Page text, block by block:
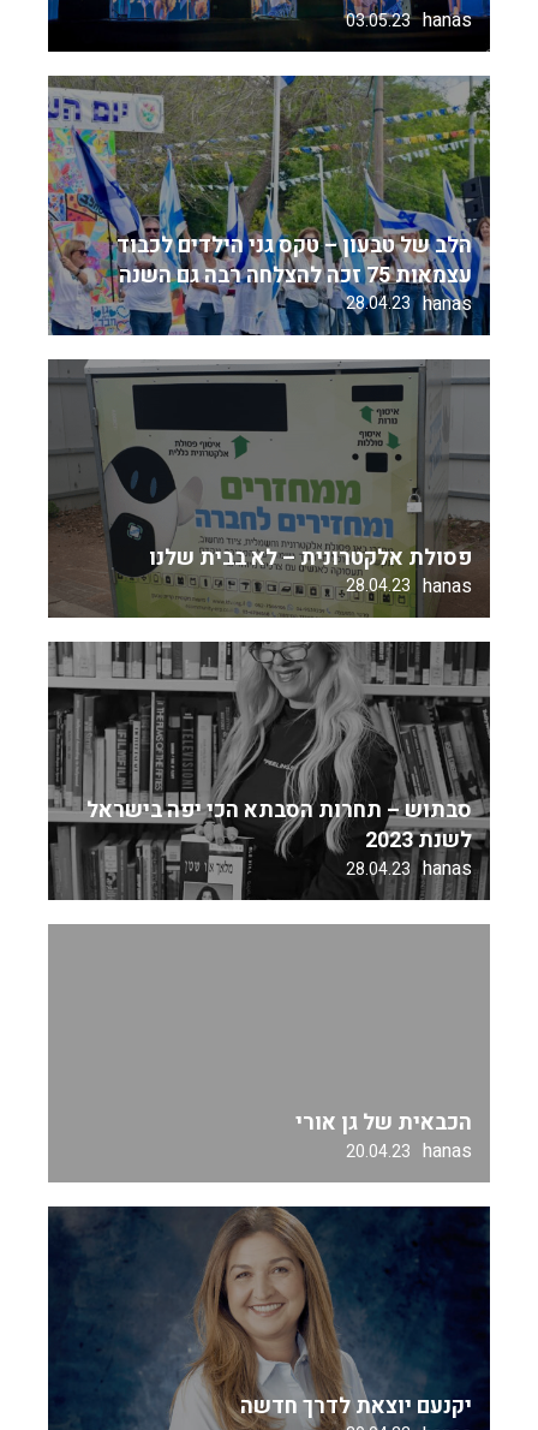
hanas
03.05.23
הלב של טבעון – טקס גני הילדים לכבוד
עצמאות 75 זכה להצלחה רבה גם השנה
hanas
28.04.23
פסולת אלקטרונית – לא בבית שלנו
hanas
28.04.23
סבתוש – תחרות הסבתא הכי יפה בישראל
לשנת 2023
hanas
28.04.23
הכבאית של גן אורי
hanas
20.04.23
יקנעם יוצאת לדרך חדשה